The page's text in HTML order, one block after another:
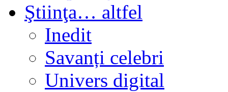
Ştiinţa… altfel
Inedit
Savanți celebri
Univers digital